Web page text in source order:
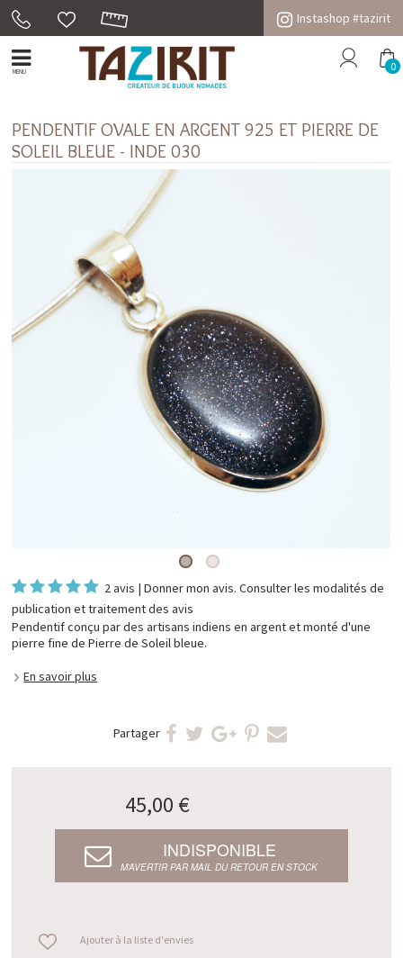
Instashop #tazirit
MENU 0
PENDENTIF OVALE EN ARGENT 925 ET PIERRE DE
SOLEIL BLEUE - INDE 030
2 avis |Donner mon avis. Consulter lesmodalités de
publication et traitement des avis
Pendentif conçu par des artisans indiens en argent et monté d'une
pierre fine de Pierre de Soleil bleue.
En savoir plus
Partager
45,00 €
INDISPONIBLE
M’AVERTIR PAR MAIL DU RETOUR EN STOCK
Ajouter à la liste d'envies